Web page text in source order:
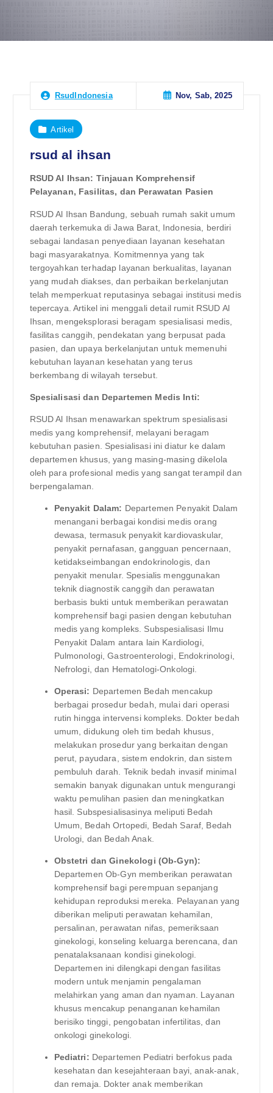
RsudIndonesia Nov, Sab, 2025
Artikel
rsud al ihsan
RSUD Al Ihsan: Tinjauan Komprehensif
Pelayanan, Fasilitas, dan Perawatan Pasien
RSUD Al Ihsan Bandung, sebuah rumah sakit umum
daerah terkemuka di Jawa Barat, Indonesia, berdiri
sebagai landasan penyediaan layanan kesehatan
bagi masyarakatnya. Komitmennya yang tak
tergoyahkan terhadap layanan berkualitas, layanan
yang mudah diakses, dan perbaikan berkelanjutan
telah memperkuat reputasinya sebagai institusi medis
tepercaya. Artikel ini menggali detail rumit RSUD Al
Ihsan, mengeksplorasi beragam spesialisasi medis,
fasilitas canggih, pendekatan yang berpusat pada
pasien, dan upaya berkelanjutan untuk memenuhi
kebutuhan layanan kesehatan yang terus
berkembang di wilayah tersebut.
Spesialisasi dan Departemen Medis Inti:
RSUD Al Ihsan menawarkan spektrum spesialisasi
medis yang komprehensif, melayani beragam
kebutuhan pasien. Spesialisasi ini diatur ke dalam
departemen khusus, yang masing-masing dikelola
oleh para profesional medis yang sangat terampil dan
berpengalaman.
Penyakit Dalam: Departemen Penyakit Dalam
menangani berbagai kondisi medis orang
dewasa, termasuk penyakit kardiovaskular,
penyakit pernafasan, gangguan pencernaan,
ketidakseimbangan endokrinologis, dan
penyakit menular. Spesialis menggunakan
teknik diagnostik canggih dan perawatan
berbasis bukti untuk memberikan perawatan
komprehensif bagi pasien dengan kebutuhan
medis yang kompleks. Subspesialisasi Ilmu
Penyakit Dalam antara lain Kardiologi,
Pulmonologi, Gastroenterologi, Endokrinologi,
Nefrologi, dan Hematologi-Onkologi.
Operasi: Departemen Bedah mencakup
berbagai prosedur bedah, mulai dari operasi
rutin hingga intervensi kompleks. Dokter bedah
umum, didukung oleh tim bedah khusus,
melakukan prosedur yang berkaitan dengan
perut, payudara, sistem endokrin, dan sistem
pembuluh darah. Teknik bedah invasif minimal
semakin banyak digunakan untuk mengurangi
waktu pemulihan pasien dan meningkatkan
hasil. Subspesialisasinya meliputi Bedah
Umum, Bedah Ortopedi, Bedah Saraf, Bedah
Urologi, dan Bedah Anak.
Obstetri dan Ginekologi (Ob-Gyn):
Departemen Ob-Gyn memberikan perawatan
komprehensif bagi perempuan sepanjang
kehidupan reproduksi mereka. Pelayanan yang
diberikan meliputi perawatan kehamilan,
persalinan, perawatan nifas, pemeriksaan
ginekologi, konseling keluarga berencana, dan
penatalaksanaan kondisi ginekologi.
Departemen ini dilengkapi dengan fasilitas
modern untuk menjamin pengalaman
melahirkan yang aman dan nyaman. Layanan
khusus mencakup penanganan kehamilan
berisiko tinggi, pengobatan infertilitas, dan
onkologi ginekologi.
Pediatri: Departemen Pediatri berfokus pada
kesehatan dan kesejahteraan bayi, anak-anak,
dan remaja. Dokter anak memberikan